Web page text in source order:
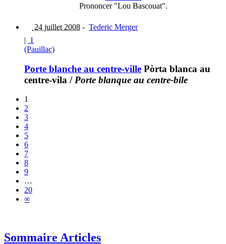
Prononcer "Lou Bascouat".
24 juillet 2008 - Tederic Merger
| 1
(Pauillac)
Porte blanche au centre-ville Pòrta blanca au
centre-vila / Porte blanque au centre-bile
1
2
3
4
5
6
7
8
9
…
20
∞
Sommaire Articles